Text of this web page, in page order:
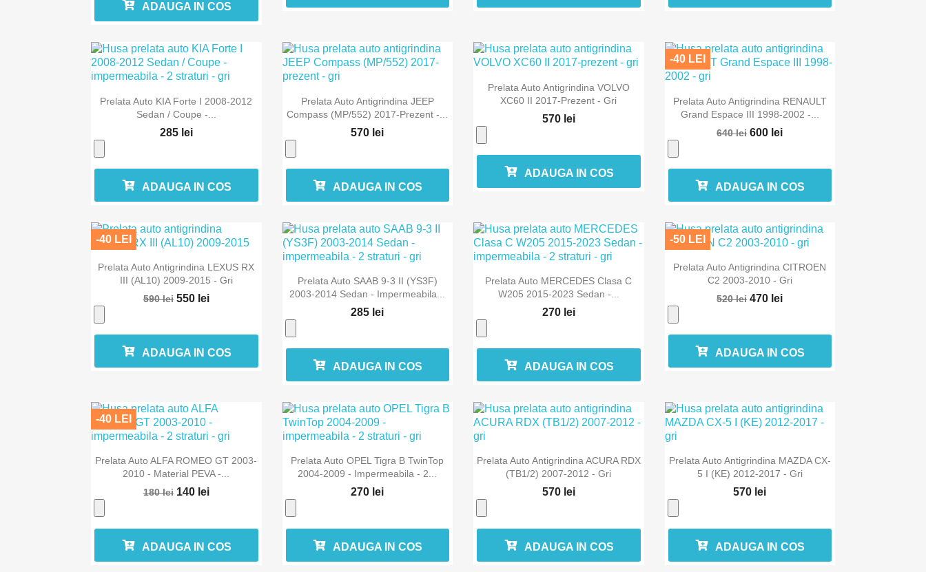
ADAUGA IN COS
 Vizualizare rapida
Prelata Auto KIA Forte I 2008-2012
Sedan / Coupe -...
285 lei
ADAUGA IN COS
 Vizualizare rapida
Prelata Auto Antigrindina JEEP
Compass (MP/552) 2017-Prezent -...
570 lei
ADAUGA IN COS
 Vizualizare rapida
Prelata Auto Antigrindina VOLVO
XC60 II 2017-Prezent - Gri
570 lei
ADAUGA IN COS
 Vizualizare rapida
Prelata Auto Antigrindina RENAULT
Grand Espace III 1998-2002 -...
640 lei 600 lei
-40 LEI
ADAUGA IN COS
 Vizualizare rapida
Prelata Auto Antigrindina LEXUS RX
III (AL10) 2009-2015 - Gri
590 lei 550 lei
-40 LEI
ADAUGA IN COS
 Vizualizare rapida
Prelata Auto SAAB 9-3 II (YS3F)
2003-2014 Sedan - Impermeabila...
285 lei
ADAUGA IN COS
 Vizualizare rapida
Prelata Auto MERCEDES Clasa C
W205 2015-2023 Sedan -...
270 lei
ADAUGA IN COS
 Vizualizare rapida
Prelata Auto Antigrindina CITROEN
C2 2003-2010 - Gri
520 lei 470 lei
-50 LEI
ADAUGA IN COS
 Vizualizare rapida
Prelata Auto ALFA ROMEO GT 2003-
2010 - Material PEVA -...
180 lei 140 lei
-40 LEI
ADAUGA IN COS
 Vizualizare rapida
Prelata Auto OPEL Tigra B TwinTop
2004-2009 - Impermeabila - 2...
270 lei
ADAUGA IN COS
 Vizualizare rapida
Prelata Auto Antigrindina ACURA RDX
(TB1/2) 2007-2012 - Gri
570 lei
ADAUGA IN COS
 Vizualizare rapida
Prelata Auto Antigrindina MAZDA CX-
5 I (KE) 2012-2017 - Gri
570 lei
ADAUGA IN COS